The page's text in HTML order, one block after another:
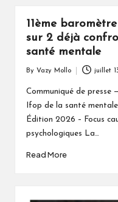
11ème
sur 2 déjà
santé mentale
by
By Vazy Mollo juillet
Communiqué de
Ifop de la santé
Édition 2026 – Focus
psychologiques La…
Read More